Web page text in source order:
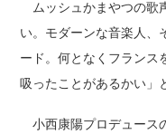
ムッシュかまやつの歌
い。モダーンな音楽人、
ード。何となくフランス
吸ったことがあるかい」
小西康陽プロデュース